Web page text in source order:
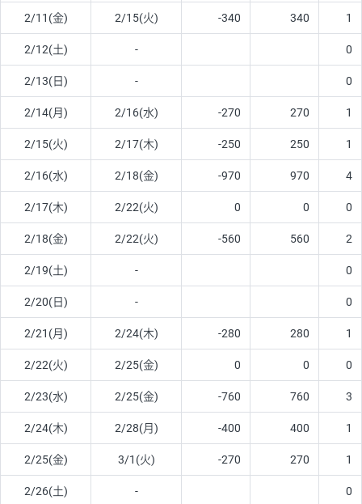
2/11(金) 2/15(火) -340 340 1
2/12(土) - 0
2/13(日) - 0
2/14(月) 2/16(水) -270 270 1
2/15(火) 2/17(木) -250 250 1
2/16(水) 2/18(金) -970 970 4
2/17(木) 2/22(火) 0 0 0
2/18(金) 2/22(火) -560 560 2
2/19(土) - 0
2/20(日) - 0
2/21(月) 2/24(木) -280 280 1
2/22(火) 2/25(金) 0 0 0
2/23(水) 2/25(金) -760 760 3
2/24(木) 2/28(月) -400 400 1
2/25(金) 3/1(火) -270 270 1
2/26(土) - 0